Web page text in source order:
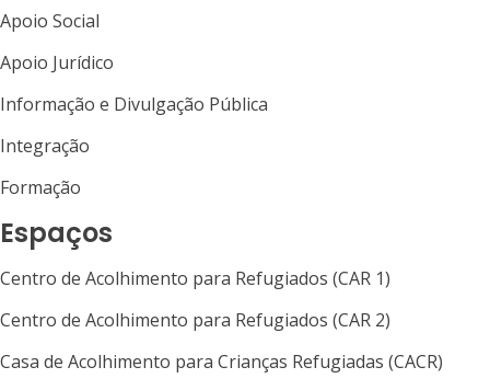
Apoio Social
Apoio Jurídico
Informação e Divulgação Pública
Integração
Formação
Espaços
Centro de Acolhimento para Refugiados (CAR 1)
Centro de Acolhimento para Refugiados (CAR 2)
Casa de Acolhimento para Crianças Refugiadas (CACR)